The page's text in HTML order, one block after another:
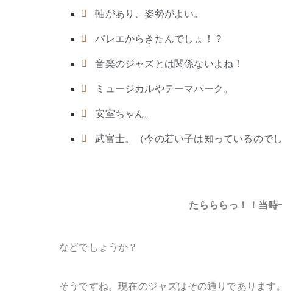
軸があり、姿勢がよい。
バレエからきたんでしょ！？
音楽のジャズとは関係ないよね！
ミュージカルやテーマパーク。
安室ちゃん。
武富士。（今の若い子は知っているのでし
たらららっ！！当時
などでしょうか？
そうですね。現在のジャズはその通りでありま